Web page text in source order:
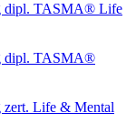
dipl. TASMA® Life
dipl. TASMA®
zert. Life & Mental